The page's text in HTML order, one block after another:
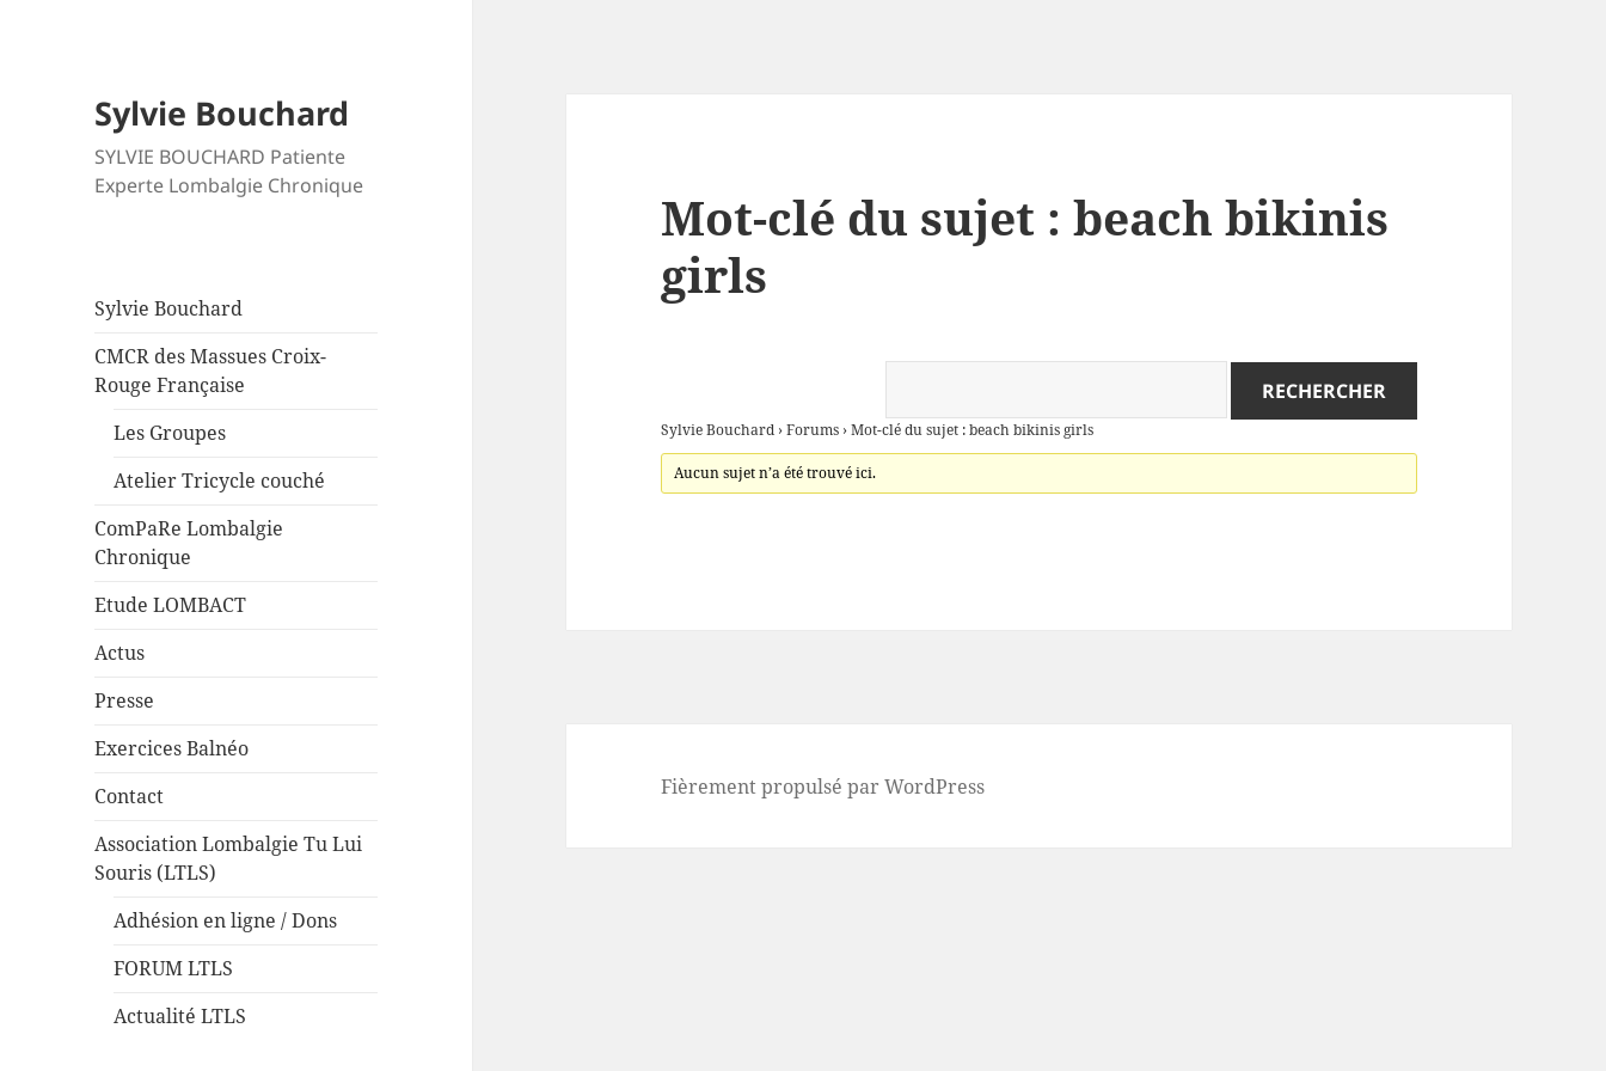
Sylvie Bouchard
SYLVIE BOUCHARD Patiente
Experte Lombalgie Chronique
Sylvie Bouchard
CMCR des Massues Croix-
Rouge Française
Les Groupes
Atelier Tricycle couché
ComPaRe Lombalgie
Chronique
Etude LOMBACT
Actus
Presse
Exercices Balnéo
Contact
Association Lombalgie Tu Lui
Souris (LTLS)
Adhésion en ligne / Dons
FORUM LTLS
Actualité LTLS
Mot-clé du sujet : beach bikinis
girls
Sylvie Bouchard ›Forums ›Mot-clé du sujet : beach bikinis girls
Aucun sujet n’a été trouvé ici.
Fièrement propulsé par WordPress